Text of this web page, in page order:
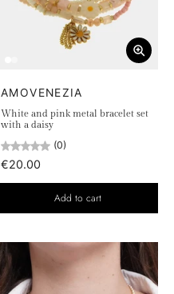
AMOVENEZIA
White and pink metal bracelet set
with a daisy
(0)
€20.00
Add to cart